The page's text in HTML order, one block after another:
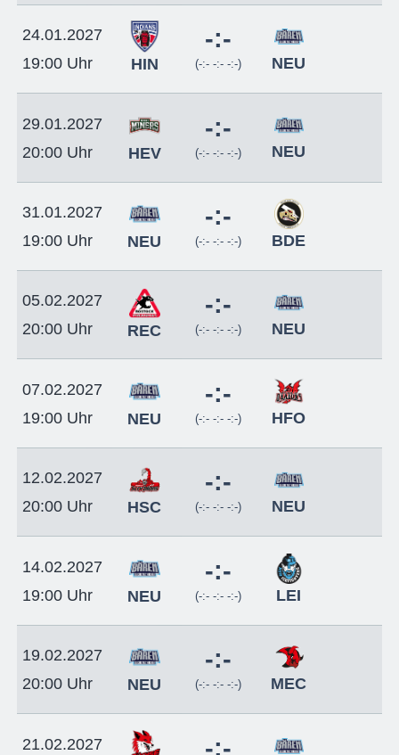
24.01.2027
19:00 Uhr
HIN
-:-
(-:- -:- -:-) NEU
29.01.2027
20:00 Uhr
HEV
-:-
(-:- -:- -:-) NEU
31.01.2027
19:00 Uhr
NEU
-:-
(-:- -:- -:-) BDE
05.02.2027
20:00 Uhr
REC
-:-
(-:- -:- -:-) NEU
07.02.2027
19:00 Uhr
NEU
-:-
(-:- -:- -:-) HFO
12.02.2027
20:00 Uhr
HSC
-:-
(-:- -:- -:-) NEU
14.02.2027
19:00 Uhr
NEU
-:-
(-:- -:- -:-) LEI
19.02.2027
20:00 Uhr
NEU
-:-
(-:- -:- -:-) MEC
21.02.2027 -:-